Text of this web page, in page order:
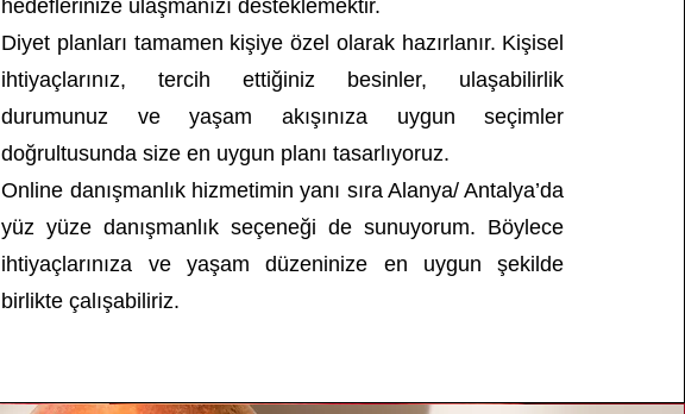
hedeflerinize ulaşmanızı desteklemektir.
Diyet planları tamamen kişiye özel olarak hazırlanır. Kişisel
ihtiyaçlarınız, tercih ettiğiniz besinler, ulaşabilirlik
durumunuz ve yaşam akışınıza uygun seçimler
doğrultusunda size en uygun planı tasarlıyoruz.
Online danışmanlık hizmetimin yanı sıra Alanya/ Antalya’da
yüz yüze danışmanlık seçeneği de sunuyorum. Böylece
ihtiyaçlarınıza ve yaşam düzeninize en uygun şekilde
birlikte çalışabiliriz.